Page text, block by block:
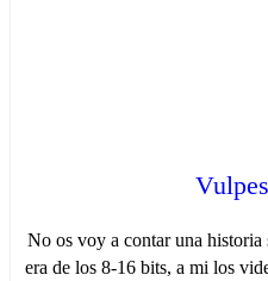
No os voy a contar una
era de los 8-16 bits, a mi los